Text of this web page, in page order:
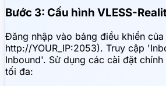
Bước 3: Cấu hình VLESS-
Đăng nhập vào bảng điều khiển
http://YOUR_IP:2053). Truy cập
Inbound'. Sử dụng các cài đặt
tối đa: